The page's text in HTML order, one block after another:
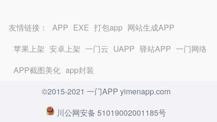
友情链接： APP EXE 打包app 网站生成APP
苹果上架 安卓上架 一门云 UAPP 驿站APP 一门网络
APP截图美化 app封装
©2015-2021 一门APP yimenapp.com
川公网安备 51019002001185号